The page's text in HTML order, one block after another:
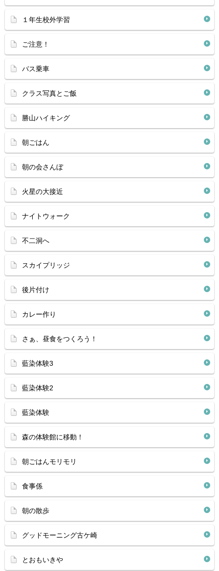
１年生校外学習
ご注意！
バス乗車
クラス写真とご飯
勝山ハイキング
朝ごはん
朝の会さんぼ
火星の大接近
ナイトウォーク
不二洞へ
スカイプリッジ
後片付け
カレー作り
さぁ、昼食をつくろう！
藍染体験3
藍染体験2
藍染体験
森の体験館に移動！
朝ごはんモリモリ
食事係
朝の散歩
グッドモーニング古ケ崎
とおもいきや